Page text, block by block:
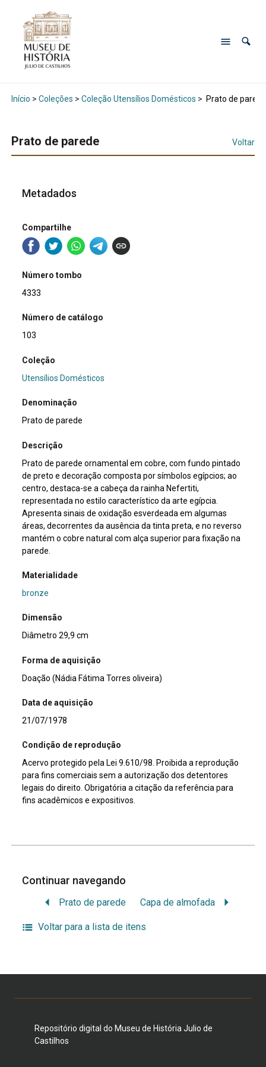
Início > Coleções > Coleção Utensílios Domésticos > Prato de parede
Prato de parede Voltar
Metadados
Compartilhe
Número tombo
4333
Número de catálogo
103
Coleção
Utensílios Domésticos
Denominação
Prato de parede
Descrição
Prato de parede ornamental em cobre, com fundo pintado
de preto e decoração composta por símbolos egípcios; ao
centro, destaca-se a cabeça da rainha Nefertiti,
representada no estilo característico da arte egípcia.
Apresenta sinais de oxidação esverdeada em algumas
áreas, decorrentes da ausência da tinta preta, e no reverso
mantém o cobre natural com alça superior para fixação na
parede.
Materialidade
bronze
Dimensão
Diâmetro 29,9 cm
Forma de aquisição
Doação (Nádia Fátima Torres oliveira)
Data de aquisição
21/07/1978
Condição de reprodução
Acervo protegido pela Lei 9.610/98. Proibida a reprodução
para fins comerciais sem a autorização dos detentores
legais do direito. Obrigatória a citação da referência para
fins acadêmicos e expositivos.
Continuar navegando
Prato de parede Capa de almofada
Voltar para a lista de itens
Repositório digital do Museu de História Julio de
Castilhos